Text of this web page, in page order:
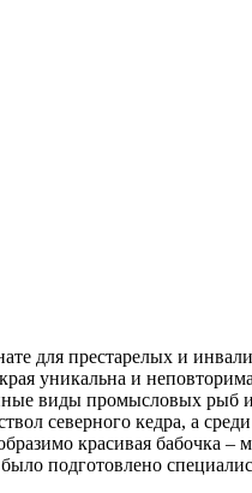
для престарелых и
уникальна и
виды промысловых рыб
северного кедра, а
красивая бабочка
подготовлено